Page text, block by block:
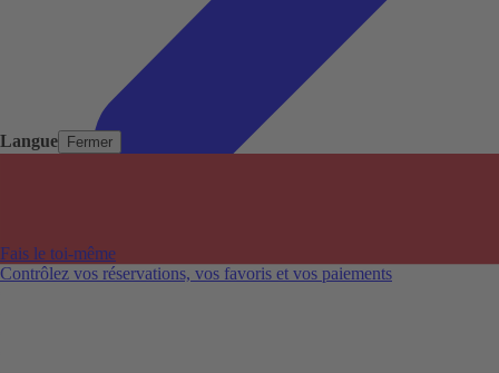
Langue Fermer
Fais le toi-même
Contrôlez vos réservations, vos favoris et vos paiements
Aéroports populaires
Villes populaires
Australie